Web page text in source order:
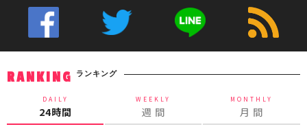
RANKING ランキング
DAILY
24時間
WEEKLY
週 間
MONTHLY
月 間